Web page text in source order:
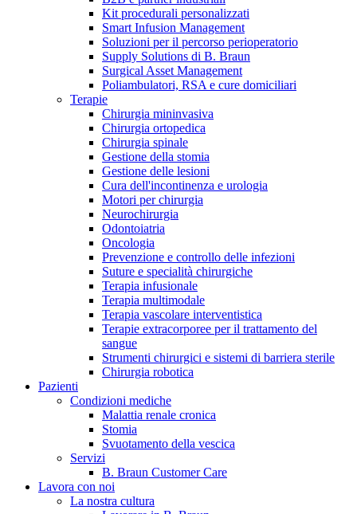
Catalogo prodotti
Trova il prodotto che stai cercando. Visita il catalogo B.
Braun con il nostro portfolio completo.
Hai domande o richieste? Scrivici per entrare subito in
contatto con un nostro referente.
Kit procedurali personalizzati
Smart Infusion Management
Soluzioni per il percorso perioperatorio
Supply Solutions di B. Braun
Surgical Asset Management
Poliambulatori, RSA e cure domiciliari
Terapie
Chirurgia mininvasiva
Chirurgia ortopedica
Chirurgia spinale
Gestione della stomia
Gestione delle lesioni
Cura dell'incontinenza e urologia
Motori per chirurgia
Neurochirurgia
Odontoiatria
Oncologia
Prevenzione e controllo delle infezioni
Suture e specialità chirurgiche
Terapia infusionale
Terapia multimodale
Terapia vascolare interventistica
Terapie extracorporee per il trattamento del
sangue
Strumenti chirurgici e sistemi di barriera sterile
Chirurgia robotica
Pazienti
Condizioni mediche
Malattia renale cronica
Stomia
Svuotamento della vescica
Servizi
B. Braun Customer Care
Lavora con noi
La nostra cultura